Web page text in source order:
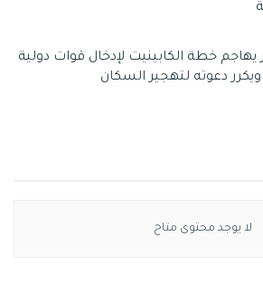
يهاجم خطة الكابينيت لإدخال قوات دولية
ويكرر دعوته لتهجير السكان
لا يوجد محتوى متاح